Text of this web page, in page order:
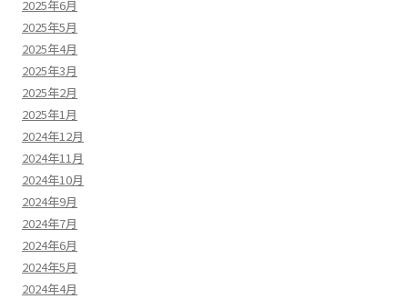
2025年6月
2025年5月
2025年4月
2025年3月
2025年2月
2025年1月
2024年12月
2024年11月
2024年10月
2024年9月
2024年7月
2024年6月
2024年5月
2024年4月